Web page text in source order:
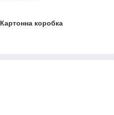
Картонна коробка